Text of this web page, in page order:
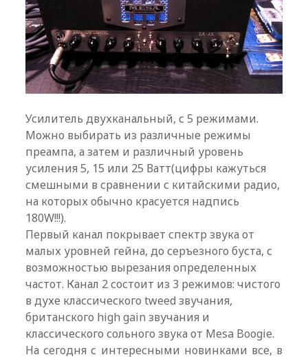
Усилитель двухканальный, с 5 режимами.
Можно выбирать из различные режимы
преампа, а затем и различный уровень
усиления 5, 15 или 25 Ватт(цифры кажуться
смешными в сравнении с китайскими радио,
на которых обычно красуется надпись
180W!!!).
Первый канал покрывает спектр звука от
малых уровней гейна, до серъезного буста, с
возможностью вырезания определенных
частот. Канал 2 состоит из 3 режимов: чистого
в духе классического tweed звучания,
британского high gain звучания и
классического сольного звука от Mesa Boogie.
На сегодня с интересными новинками все, в